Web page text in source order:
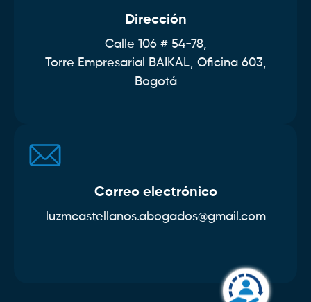
Dirección
Calle 106 # 54-78,
Torre Empresarial BAIKAL, Oficina 603,
Bogotá
Correo electrónico
luzmcastellanos.abogados@gmail.com